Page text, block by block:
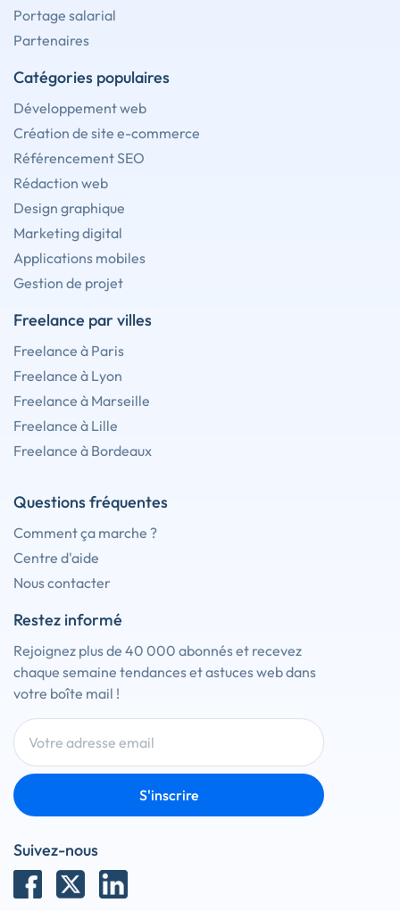
Portage salarial
Partenaires
Catégories populaires
Développement web
Création de site e-commerce
Référencement SEO
Rédaction web
Design graphique
Marketing digital
Applications mobiles
Gestion de projet
Freelance par villes
Freelance à Paris
Freelance à Lyon
Freelance à Marseille
Freelance à Lille
Freelance à Bordeaux
Questions fréquentes
Comment ça marche ?
Centre d'aide
Nous contacter
Restez informé
Rejoignez plus de 40 000 abonnés et recevez
chaque semaine tendances et astuces web dans
votre boîte mail !
S'inscrire
Suivez-nous